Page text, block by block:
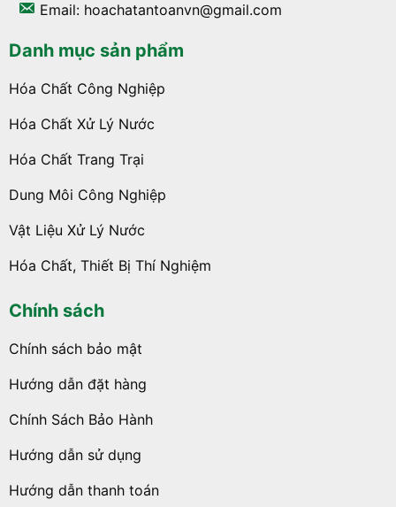
Email: hoachatantoanvn@gmail.com
Danh mục sản phẩm
Hóa Chất Công Nghiệp
Hóa Chất Xử Lý Nước
Hóa Chất Trang Trại
Dung Môi Công Nghiệp
Vật Liệu Xử Lý Nước
Hóa Chất, Thiết Bị Thí Nghiệm
Chính sách
Chính sách bảo mật
Hướng dẫn đặt hàng
Chính Sách Bảo Hành
Hướng dẫn sử dụng
Hướng dẫn thanh toán